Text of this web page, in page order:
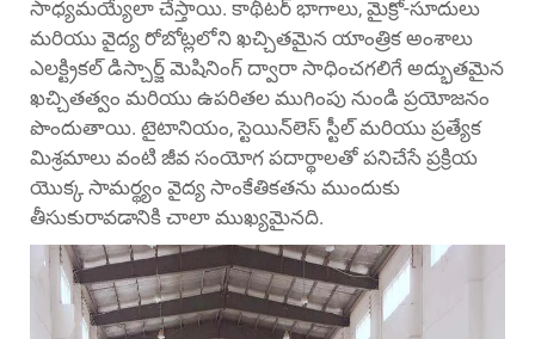
సాధ్యమయ్యేలా చేస్తాయి. కాథీటర్ భాగాలు, మైక్రో-సూదులు
మరియు వైద్య రోబోట్లలోని ఖచ్చితమైన యాంత్రిక అంశాలు
ఎలక్ట్రికల్ డిస్చార్జ్ మెషినింగ్ ద్వారా సాధించగలిగే అద్భుతమైన
ఖచ్చితత్వం మరియు ఉపరితల ముగింపు నుండి ప్రయోజనం
పొందుతాయి. టైటానియం, స్టెయిన్‌లెస్ స్టీల్ మరియు ప్రత్యేక
మిశ్రమాలు వంటి జీవ సంయోగ పదార్థాలతో పనిచేసే ప్రక్రియ
యొక్క సామర్థ్యం వైద్య సాంకేతికతను ముందుకు
తీసుకురావడానికి చాలా ముఖ్యమైనది.